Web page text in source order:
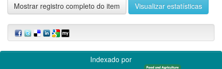
Mostrar registro completo do item Visualizar estatísticas
Indexado por